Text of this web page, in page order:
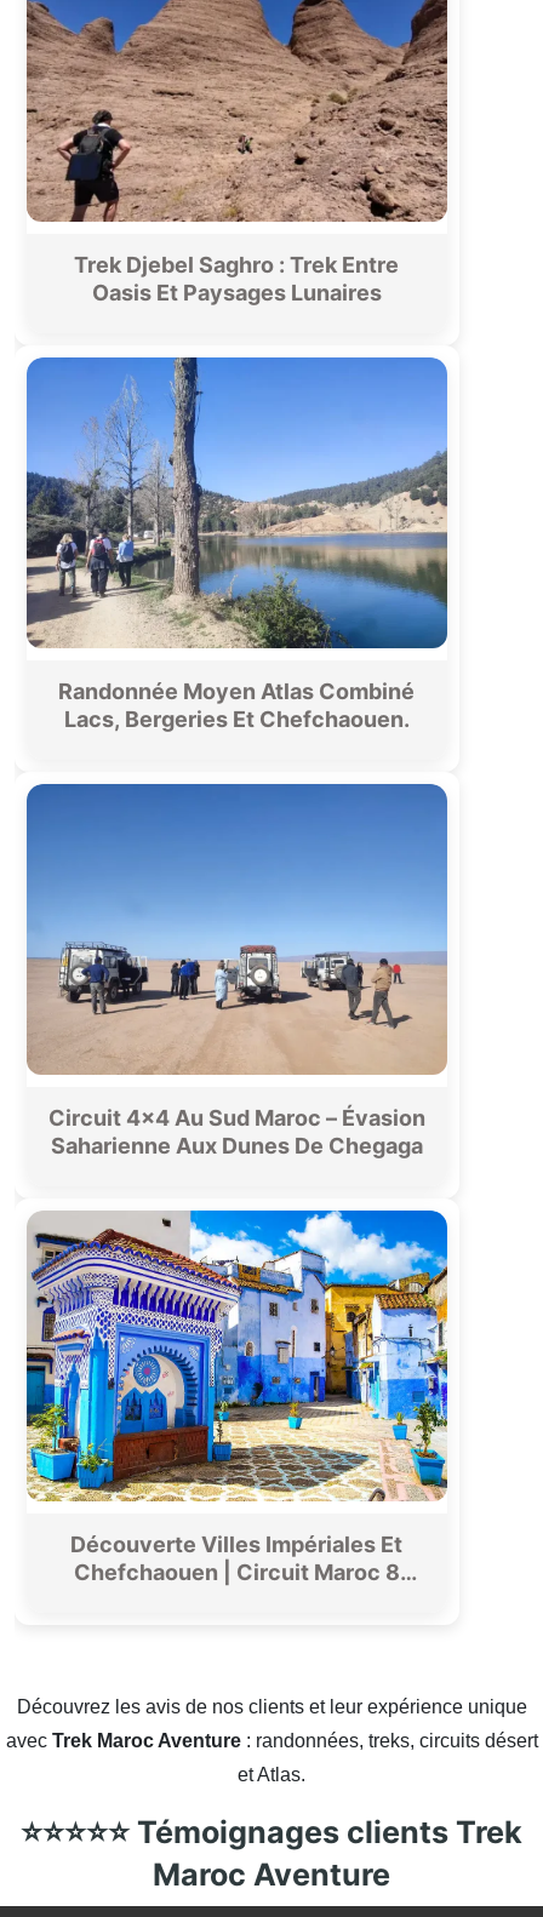
Trek Djebel Saghro : Trek Entre
Oasis Et Paysages Lunaires
Randonnée Moyen Atlas Combiné
Lacs, Bergeries Et Chefchaouen.
Circuit 4×4 Au Sud Maroc – Évasion
Saharienne Aux Dunes De Chegaga
Découverte Villes Impériales Et
Chefchaouen | Circuit Maroc 8
Découvrez les avis de nos clients et leur expérience unique
avec Trek Maroc Aventure: randonnées, treks, circuits désert
et Atlas.
⭐⭐⭐⭐⭐ Témoignages clients Trek
Maroc Aventure